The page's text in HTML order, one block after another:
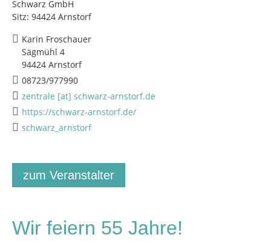
Schwarz GmbH
Sitz: 94424 Arnstorf
Karin Froschauer
Sägmühl 4
94424 Arnstorf
08723/977990
zentrale [at] schwarz-arnstorf.de
https://schwarz-arnstorf.de/
schwarz_arnstorf
zum Veranstalter
Wir feiern 55 Jahre!